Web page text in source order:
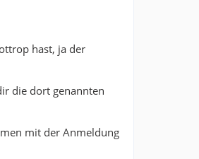
hast, ja der
die dort genannten
mit der Anmeldung